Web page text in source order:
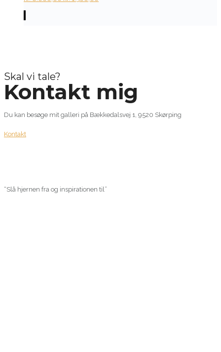
Skal vi tale?
Kontakt mig
Du kan besøge mit galleri på Bækkedalsvej 1, 9520 Skørping
Kontakt
“Slå hjernen fra og inspirationen til”